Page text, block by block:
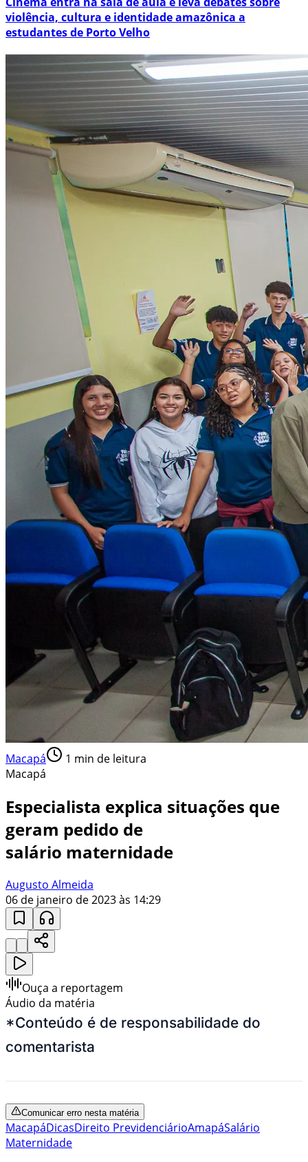
violência, cultura e identidade amazônica a
estudantes de Porto Velho
Macapá 1 min de leitura
Macapá
Especialista explica situações que
geram pedido de
salário maternidade
Augusto Almeida
06 de janeiro de 2023 às 14:29
Ouça a reportagem
Áudio da matéria
*Conteúdo é de responsabilidade do
comentarista
Comunicar erro nesta matéria
MacapáDicasDireito PrevidenciárioAmapáSalário
Maternidade